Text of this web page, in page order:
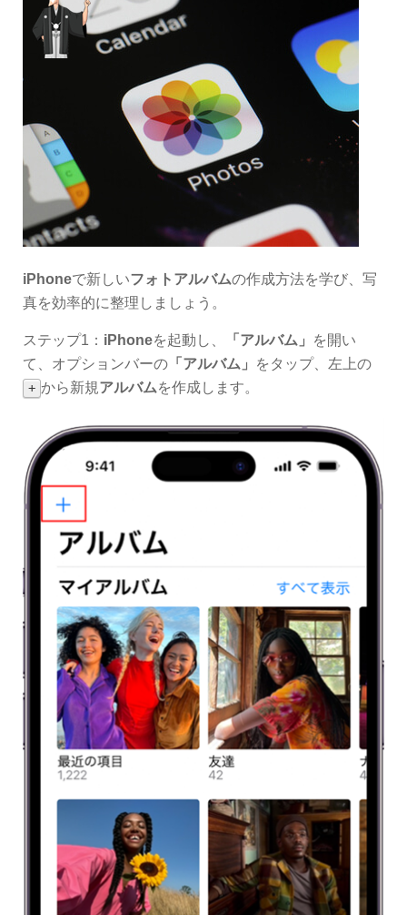
iPhoneで新しいフォトアルバムの作成方法を学び、写
真を効率的に整理しましょう。
ステップ1： iPhoneを起動し、 「アルバム」
を開い
て、オプションバーの 「アルバム」 をタップ、左上の
+ から新規アルバムを作成します。